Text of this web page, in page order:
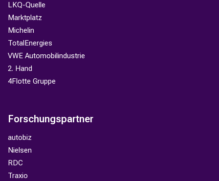
LKQ-Quelle
Marktplatz
Michelin
TotalEnergies
VWE Automobilindustrie
2. Hand
4Flotte Gruppe
Forschungspartner
autobiz
Nielsen
RDC
Traxio